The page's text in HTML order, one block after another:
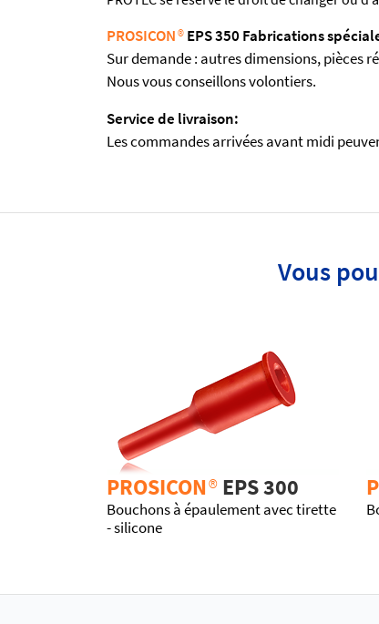
PROSICON®EPS 350 Fabrications
Sur demande : autres dimensions, pièces
Nous vous conseillons volontiers.
Service de livraison:
Les commandes arrivées avant midi
Vous
PROSICON®EPS 300
Bouchons à épaulement avec tirette
- silicone